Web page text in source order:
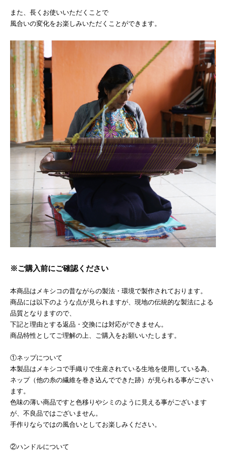
また、長くお使いいただくことで
風合いの変化をお楽しみいただくことができます。
※ご購入前にご確認ください
本商品はメキシコの昔ながらの製法・環境で製作されております。
商品には以下のような点が見られますが、現地の伝統的な製法による
品質となりますので、
下記と理由とする返品・交換には対応ができません。
商品特性としてご理解の上、ご購入をお願いいたします。
①ネップについて
本製品はメキシコで手織りで生産されている生地を使用している為、
ネップ（他の糸の繊維を巻き込んでできた跡）が見られる事がござい
ます。
色味の薄い商品ですと色移りやシミのように見える事がございます
が、不良品ではございません。
手作りならではの風合いとしてお楽しみください。
②ハンドルについて